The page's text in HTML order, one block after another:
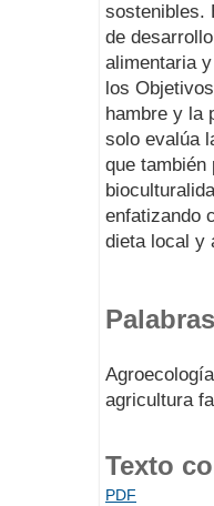
sostenibles.
de
alimentaria
los
hambre y la
solo evalúa
que también
enfatizando
dieta local y
agricultura
Texto
PDF